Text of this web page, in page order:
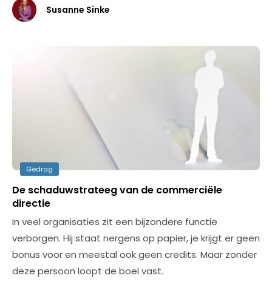
Susanne Sinke
Gedrag
De schaduwstrateeg van de commerciële
directie
In veel organisaties zit een bijzondere functie
verborgen. Hij staat nergens op papier, je krijgt er geen
bonus voor en meestal ook geen credits. Maar zonder
deze persoon loopt de boel vast.